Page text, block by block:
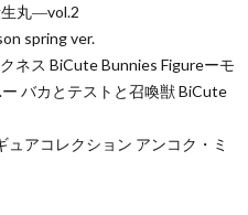
丸―vol.2
spring ver.
ネス BiCute Bunnies Figureーモ
バカとテストと召喚獣 BiCute
アコレクション アンコク・ミ